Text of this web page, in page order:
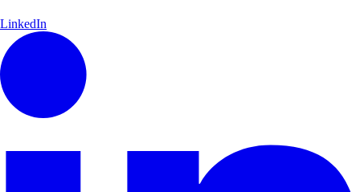
LinkedIn